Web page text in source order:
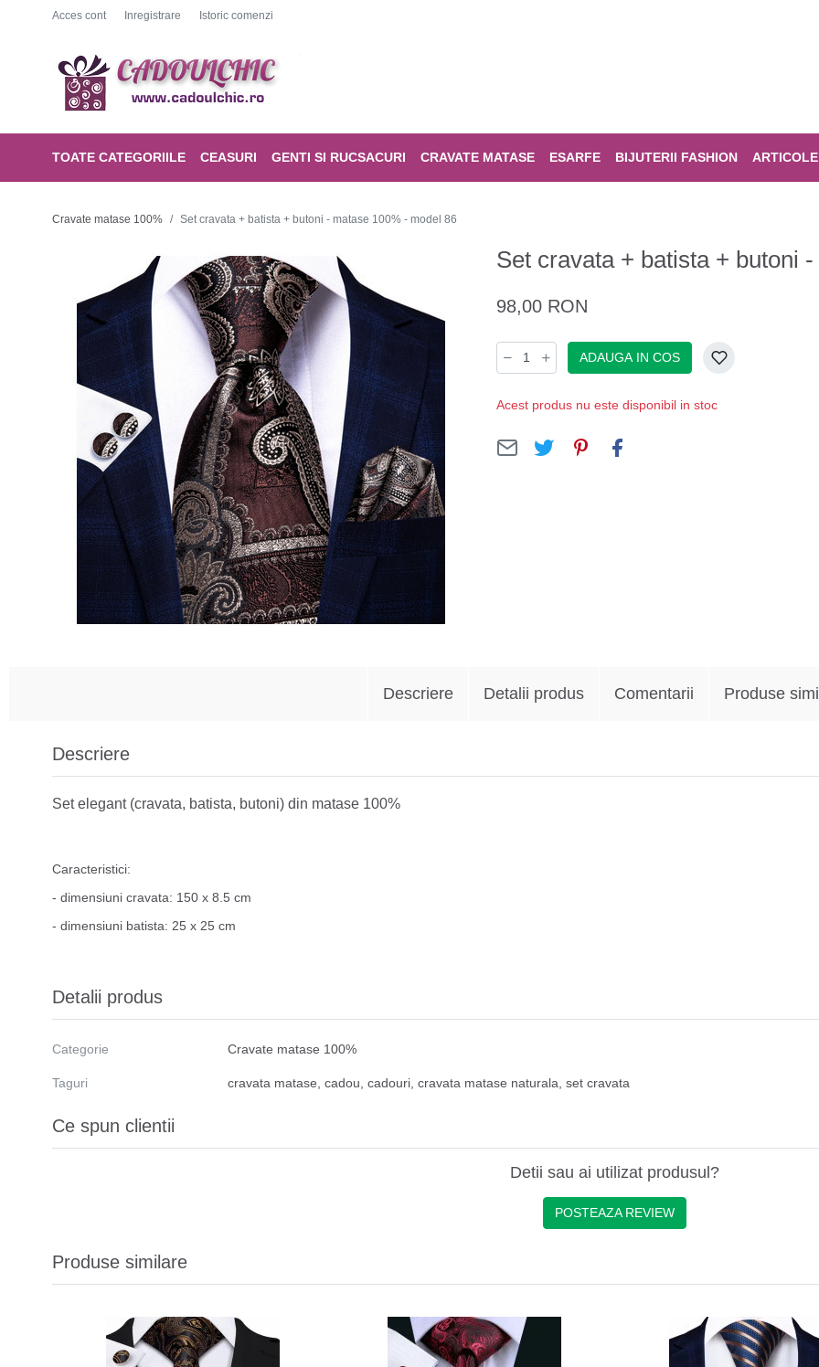
Acces cont Inregistrare Istoric comenzi
TOATE CATEGORIILE CEASURI GENTI SI RUCSACURI CRAVATE MATASE ESARFE BIJUTERII FASHION
Cravate matase 100% Set cravata + batista + butoni - matase 100% - model 86
Set cravata + batista + butoni
98,00 RON
ADAUGA IN COS
Acest produs nu este disponibil in stoc
Descriere Detalii produs Comentarii Produse
Descriere
Set elegant (cravata, batista, butoni) din matase 100%
Caracteristici:
- dimensiuni cravata: 150 x 8.5 cm
- dimensiuni batista: 25 x 25 cm
Detalii produs
Categorie Cravate matase 100%
Taguri cravata matase cadou cadouri cravata matase naturala set cravata
Ce spun clientii
Detii sau ai utilizat produsul?
POSTEAZA REVIEW
Produse similare